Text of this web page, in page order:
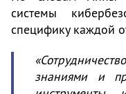
системы
специфику каждой
знаниями и